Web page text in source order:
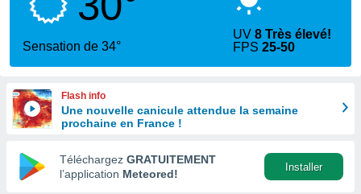
en
Sensation de 34°
UV8 Très élevé!
FPS25-50
Flash info
Une nouvelle canicule attendue la semaine
prochaine en France !
Téléchargez GRATUITEMENT
l’application Meteored!
Installer